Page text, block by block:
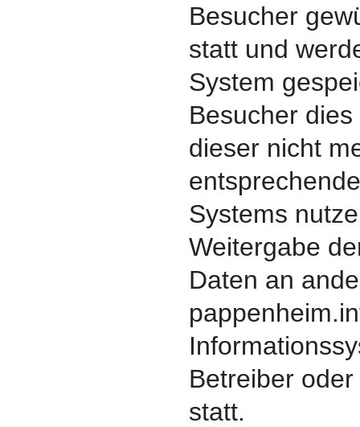
Besucher
statt und
System
Besucher
dieser nicht
Systems
Weitergabe
Daten an
Betreiber
statt.